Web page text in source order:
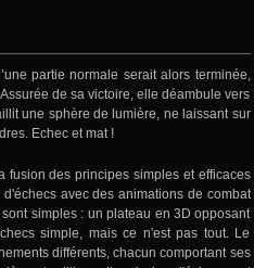
partie normale serait alors terminée,
de sa victoire, elle déambule vers
une sphère de lumière, ne laissant sur
Echec et mat !
fusion des principes simples et efficaces
avec des animations de combat
simples : un plateau en 3D opposant
simple, mais ce n'est pas tout. Le
différents, chacun comportant ses